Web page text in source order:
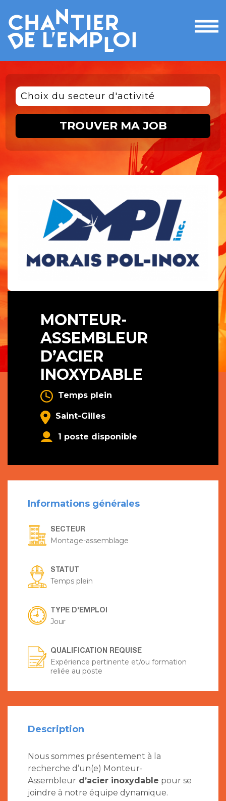
le
Choix du secteur d'activité
TROUVER MA JOB
MONTEUR-
ASSEMBLEUR
D’ACIER
INOXYDABLE
Temps plein
Saint-Gilles
1 poste disponible
Informations générales
SECTEUR
Montage-assemblage
STATUT
Temps plein
TYPE D'EMPLOI
Jour
QUALIFICATION REQUISE
Expérience pertinente et/ou formation
reliée au poste
Description
Nous sommes présentement à la
recherche d’un(e) Monteur-
Assembleur d’acier inoxydable pour se
joindre à notre équipe dynamique.